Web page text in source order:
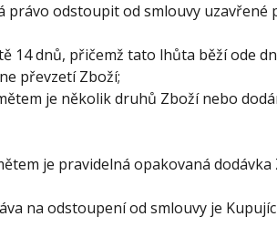
právo odstoupit od smlouvy
14 dnů, přičemž tato lhůta běží ode
převzetí Zboží;
je několik druhů Zboží nebo
je pravidelná opakovaná
na odstoupení od smlouvy je